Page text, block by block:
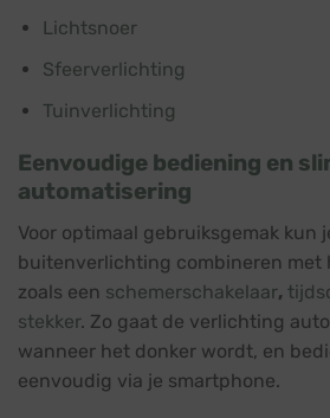
Lichtsnoer
Sfeerverlichting
Tuinverlichting
Eenvoudige bediening en
automatisering
Voor optimaal gebruiksgemak kun
buitenverlichting combineren met
zoals een schemerschakelaar,
stekker. Zo gaat de verlichting
wanneer het donker wordt, en
eenvoudig via je smartphone.